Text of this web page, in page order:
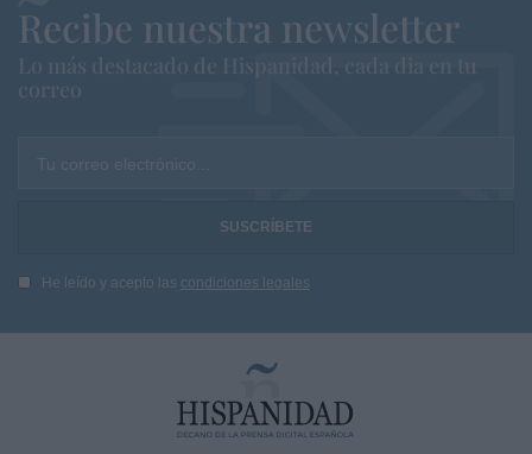
Recibe nuestra newsletter
Lo más destacado de Hispanidad, cada dia en tu
correo
Tu correo electrónico...
He leído y acepto las condiciones legales